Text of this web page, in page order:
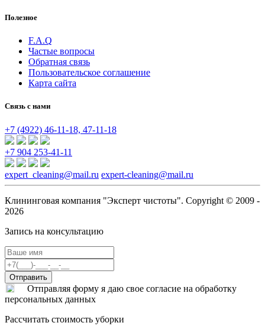
Полезное
F.A.Q
Частые вопросы
Обратная связь
Пользовательское соглашение
Карта сайта
Связь с нами
+7 (4922) 46-11-18, 47-11-18
+7 904 253-41-11
expert_cleaning@mail.ru expert-cleaning@mail.ru
Клининговая компания "Эксперт чистоты". Copyright © 2009 -
2026
Запись на консультацию
Отправляя форму я даю свое согласие на обработку
персональных данных
Рассчитать стоимость уборки